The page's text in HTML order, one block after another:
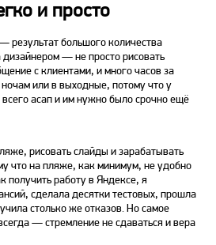
и просто
результат большого количества
дизайнером — не просто рисовать
с клиентами, и много часов за
или в выходные, потому что у
асап и им нужно было срочно ещё
рисовать слайды и зарабатывать
что на пляже, как минимум, не удобно
получить работу в Яндексе, я
сделала десятки тестовых, прошла
столько же отказов. Но самое
— стремление не сдаваться и вера